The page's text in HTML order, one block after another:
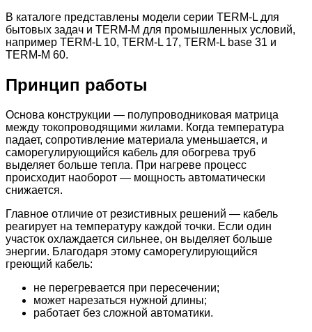
В каталоге представлены модели серии TERM-L для
бытовых задач и TERM-M для промышленных условий,
например TERM-L 10, TERM-L 17, TERM-L base 31 и
TERM-M 60.
Принцип работы
Основа конструкции — полупроводниковая матрица
между токопроводящими жилами. Когда температура
падает, сопротивление материала уменьшается, и
саморегулирующийся кабель для обогрева труб
выделяет больше тепла. При нагреве процесс
происходит наоборот — мощность автоматически
снижается.
Главное отличие от резистивных решений — кабель
реагирует на температуру каждой точки. Если один
участок охлаждается сильнее, он выделяет больше
энергии. Благодаря этому саморегулирующийся
греющий кабель:
не перегревается при пересечении;
может нарезаться нужной длины;
работает без сложной автоматики.